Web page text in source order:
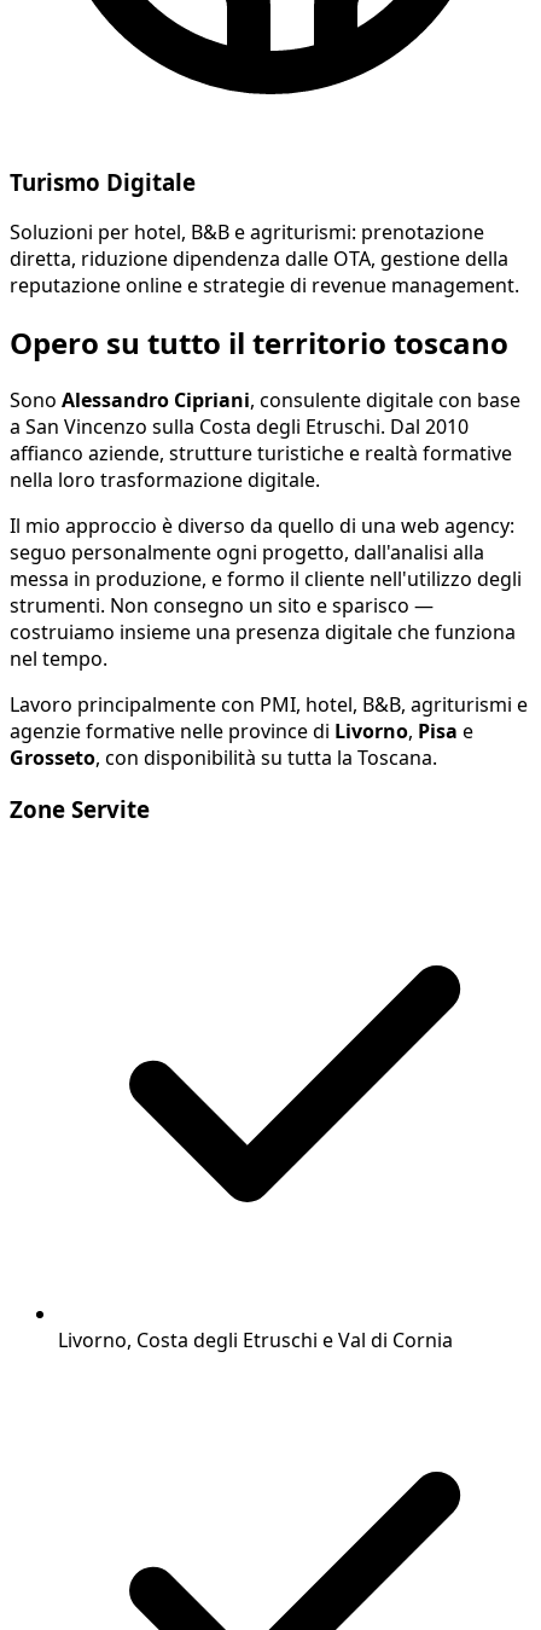
Turismo Digitale
Soluzioni per hotel, B&B e agriturismi: prenotazione
diretta, riduzione dipendenza dalle OTA, gestione della
reputazione online e strategie di revenue management.
Opero su tutto il territorio toscano
Sono Alessandro Cipriani, consulente digitale con base
a San Vincenzo sulla Costa degli Etruschi. Dal 2010
affianco aziende, strutture turistiche e realtà formative
nella loro trasformazione digitale.
Il mio approccio è diverso da quello di una web agency:
seguo personalmente ogni progetto, dall'analisi alla
messa in produzione, e formo il cliente nell'utilizzo degli
strumenti. Non consegno un sito e sparisco —
costruiamo insieme una presenza digitale che funziona
nel tempo.
Lavoro principalmente con PMI, hotel, B&B, agriturismi e
agenzie formative nelle province di Livorno, Pisa e
Grosseto, con disponibilità su tutta la Toscana.
Zone Servite
Livorno, Costa degli Etruschi e Val di Cornia